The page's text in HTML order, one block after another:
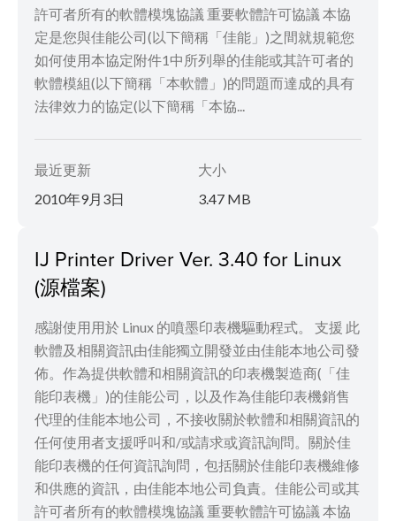
許可者所有的軟體模塊協議 重要軟體許可協議 本協
定是您與佳能公司(以下簡稱「佳能」)之間就規範您
如何使用本協定附件1中所列舉的佳能或其許可者的
軟體模組(以下簡稱「本軟體」)的問題而達成的具有
法律效力的協定(以下簡稱「本協...
最近更新
2010年9月3日
大小
3.47 MB
IJ Printer Driver Ver. 3.40 for Linux
(源檔案)
感謝使用用於 Linux 的噴墨印表機驅動程式。 支援 此
軟體及相關資訊由佳能獨立開發並由佳能本地公司發
佈。作為提供軟體和相關資訊的印表機製造商(「佳
能印表機」)的佳能公司，以及作為佳能印表機銷售
代理的佳能本地公司，不接收關於軟體和相關資訊的
任何使用者支援呼叫和/或請求或資訊詢問。關於佳
能印表機的任何資訊詢問，包括關於佳能印表機維修
和供應的資訊，由佳能本地公司負責。佳能公司或其
許可者所有的軟體模塊協議 重要軟體許可協議 本協